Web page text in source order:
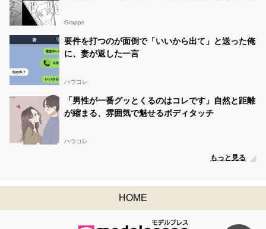
Grapps
要件を打つのが面倒で「いいから出て」と送った俺
に、妻が返した一言
ハウコレ
「男性が一番グッとくるのはコレです」自然と距離
が縮まる、雰囲気で魅せるボディタッチ
ハウコレ
もっと見る
HOME